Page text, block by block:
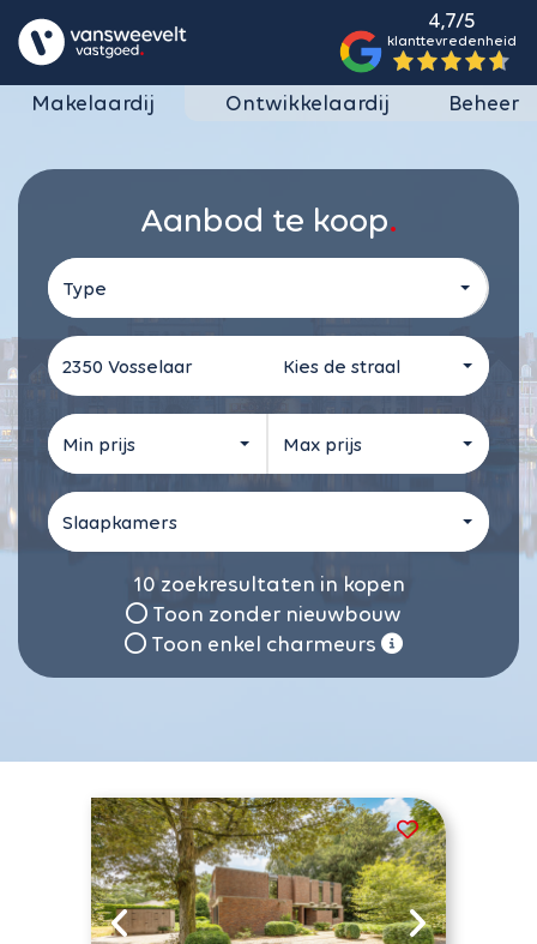
4,7/5
klanttevredenheid
Makelaardij Ontwikkelaardij Beheer
Aanbod te koop
Type
Kies de straal
Min prijs Max prijs
Slaapkamers
10 zoekresultaten in kopen
Toon zonder nieuwbouw
Toon enkel charmeurs